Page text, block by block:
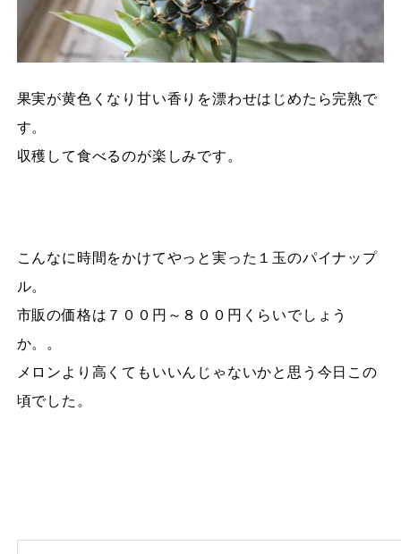
果実が黄色くなり甘い香りを漂わせはじめたら完熟で
す。
収穫して食べるのが楽しみです。
こんなに時間をかけてやっと実った１玉のパイナップ
ル。
市販の価格は７００円～８００円くらいでしょう
か。。
メロンより高くてもいいんじゃないかと思う今日この
頃でした。